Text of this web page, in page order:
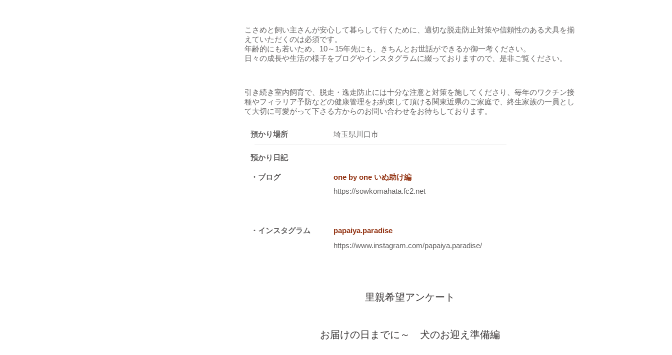
こさめと飼い主さんが安心して暮らして行くために、適切な脱走防止対策や信頼性のある犬具を揃
えていただくのは必須です。
年齢的にも若いため、10～15年先にも、きちんとお世話ができるか御一考ください。
日々の成長や生活の様子をブログやインスタグラムに綴っておりますので、是非ご覧ください。
引き続き室内飼育で、脱走・逸走防止には十分な注意と対策を施してくださり、毎年のワクチン接
種やフィラリア予防などの健康管理をお約束して頂ける関東近県のご家庭で、終生家族の一員とし
て大切に可愛がって下さる方からのお問い合わせをお待ちしております。
預かり場所 埼玉県川口市
預かり日記
・ブログ
one by one いぬ助け編
https://sowkomahata.fc2.net
・インスタグラム
papaiya.paradise
https://www.instagram.com/papaiya.paradise/
里親希望アンケート
お届けの日までに～ 犬のお迎え準備編